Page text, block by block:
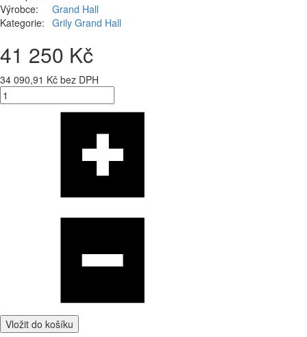
Výrobce:
Grand Hall
Kategorie: Grily Grand Hall
41 250 Kč
34 090,91 Kč bez DPH
Vložit do košíku